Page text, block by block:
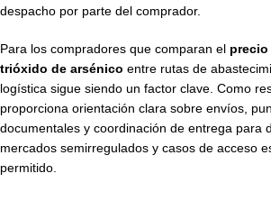
despacho por parte del comprador.
Para los compradores que comparan el
trióxido de arsénico entre rutas de
logística sigue siendo un factor clave. Como
proporciona orientación clara sobre envíos,
documentales y coordinación de entrega para
mercados semirregulados y casos de acceso
permitido.